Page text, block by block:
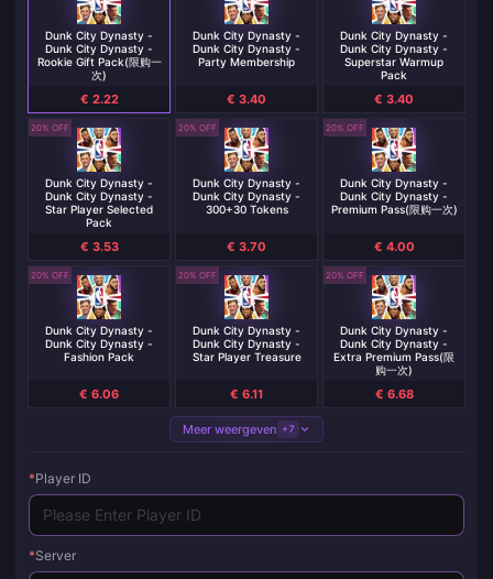
Dunk City Dynasty -
Dunk City Dynasty -
Rookie Gift Pack(限购一
次)
€ 2.22
Dunk City Dynasty -
Dunk City Dynasty -
Party Membership
€ 3.40
Dunk City Dynasty -
Dunk City Dynasty -
Superstar Warmup
Pack
€ 3.40
20% OFF
Dunk City Dynasty -
Dunk City Dynasty -
Star Player Selected
Pack
€ 3.53
20% OFF
Dunk City Dynasty -
Dunk City Dynasty -
300+30 Tokens
€ 3.70
20% OFF
Dunk City Dynasty -
Dunk City Dynasty -
Premium Pass(限购一次)
€ 4.00
20% OFF
Dunk City Dynasty -
Dunk City Dynasty -
Fashion Pack
€ 6.06
20% OFF
Dunk City Dynasty -
Dunk City Dynasty -
Star Player Treasure
€ 6.11
20% OFF
Dunk City Dynasty -
Dunk City Dynasty -
Extra Premium Pass(限
购一次)
€ 6.68
Meer weergeven +7
*Player ID
*Server